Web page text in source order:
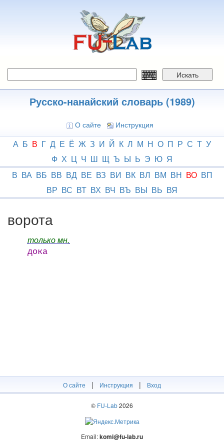
Искать
Русско-нанайский словарь (1989)
О сайте Инструкция
А Б В Г Д Е Ё Ж З И Й К Л М Н О П Р С Т У
Ф Х Ц Ч Ш Щ Ъ Ы Ь Э Ю Я
В ВА ВБ ВВ ВД ВЕ ВЗ ВИ ВК ВЛ ВМ ВН ВО ВП
ВР ВС ВТ ВХ ВЧ ВЪ ВЫ ВЬ ВЯ
ворота
только мн.
дока
О сайте | Инструкция | Вход
© FU-Lab2026
Email:komi@fu-lab.ru